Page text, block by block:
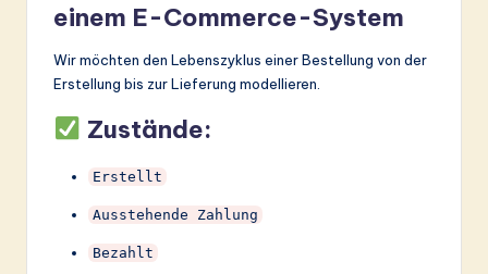
einem E-Commerce-System
Wir möchten den Lebenszyklus einer Bestellung von der
Erstellung bis zur Lieferung modellieren.
Zustände:
Erstellt
Ausstehende Zahlung
Bezahlt